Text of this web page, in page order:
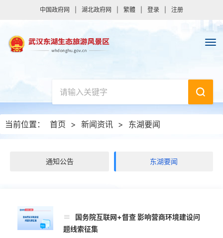
中国政府网 湖北政府网 繁體 登录 注册
当前位置： 首页 > 新闻资讯 > 东湖要闻
通知公告 东湖要闻
国务院互联网+督查 影响营商环境建设问
题线索征集